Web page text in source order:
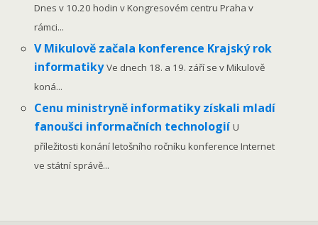
Dnes v 10.20 hodin v Kongresovém centru Praha v
rámci...
V Mikulově začala konference Krajský rok
informatikyVe dnech 18. a 19. září se v Mikulově
koná...
Cenu ministryně informatiky získali mladí
fanoušci informačních technologiíU
příležitosti konání letošního ročníku konference Internet
ve státní správě...